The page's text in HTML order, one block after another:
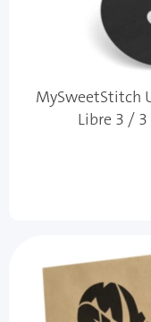
MySweetStitch
Libre 3 /